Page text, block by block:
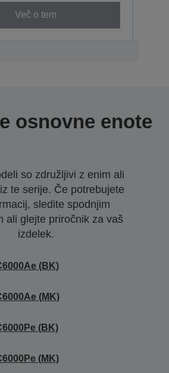
Več o tem
osnovne enote
so združljivi z enim ali
te serije. Če potrebujete
sledite spodnjim
ali glejte priročnik za vaš
izdelek.
(BK)
(MK)
(BK)
(MK)